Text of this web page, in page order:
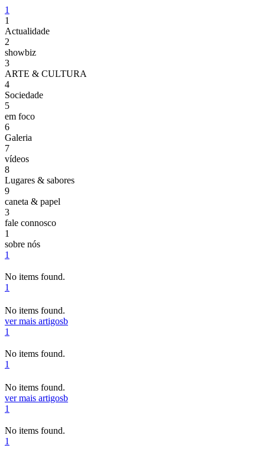
1
1
Actualidade
2
showbiz
3
ARTE & CULTURA
4
Sociedade
5
em foco
6
Galeria
7
vídeos
8
Lugares & sabores
9
caneta & papel
3
fale connosco
1
sobre nós
1
No items found.
1
No items found.
ver mais artigosb
1
No items found.
1
No items found.
ver mais artigosb
1
No items found.
1